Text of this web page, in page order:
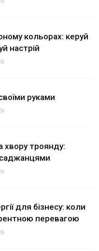
кольорах: керуй
настрій
руками
хвору троянду:
саджанцями
для бізнесу: коли
перевагою